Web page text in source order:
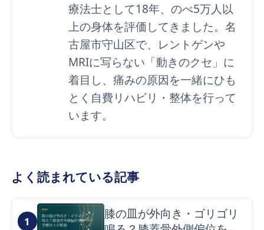
療法士として18年、のべ5万人以
上の身体を評価してきました。名
古屋市守山区で、レントゲンや
MRIに写らない「動きのクセ」に
着目し、痛みの原因を一緒にひも
とく自費リハビリ・整体を行って
います。
よく読まれている記事
1
膝の皿が外向き・ゴリゴリ